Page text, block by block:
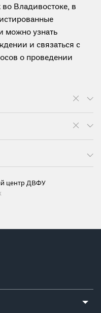
Владивостоке, в
можно узнать
и связаться с
о проведении
центр ДВФУ